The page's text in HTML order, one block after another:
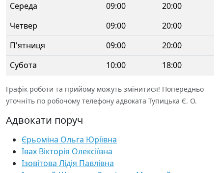
Середа
09:00
20:00
Четвер
09:00
20:00
П'ятниця
09:00
20:00
Субота
10:00 18:00
Графік роботи та прийому можуть змінитися! Попередньо
уточніть по робочому телефону адвоката Тупицька Є. О.
Адвокати поруч
Єрьоміна Ольга Юріївна
Івах Вікторія Олексіївна
Ізовітова Лідія Павлівна